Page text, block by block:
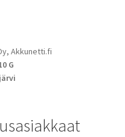
Akkunetti.fi
G